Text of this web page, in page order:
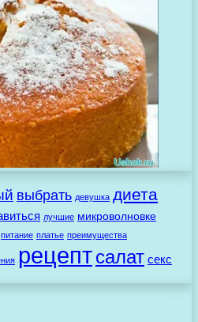
выбрать девушка диета
лучшие микроволновке
питание платье преимущества
рецептсалат секс